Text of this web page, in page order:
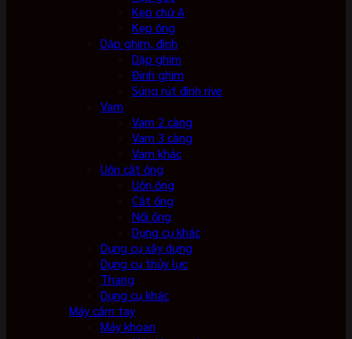
Kẹp chữ A
Kẹp ống
Dập ghim, đinh
Dập ghim
Đinh ghim
Súng rút đinh rive
Vam
Vam 2 càng
Vam 3 càng
Vam khác
Uốn cắt ống
Uốn ống
Cắt ống
Nối ống
Dụng cụ khác
Dụng cụ xây dựng
Dụng cụ thủy lực
Thang
Dụng cụ khác
Máy cầm tay
Máy khoan